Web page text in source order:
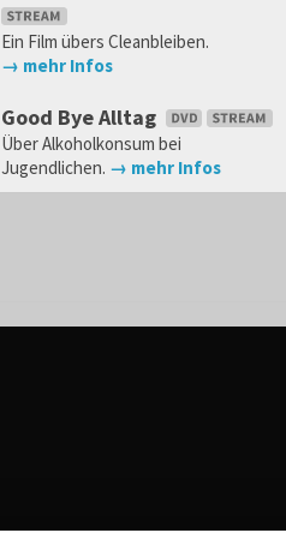
Ein Film übers Cleanbleiben.
→ mehr Infos
Good Bye Alltag
Über Alkoholkonsum bei
Jugendlichen. → mehr Infos